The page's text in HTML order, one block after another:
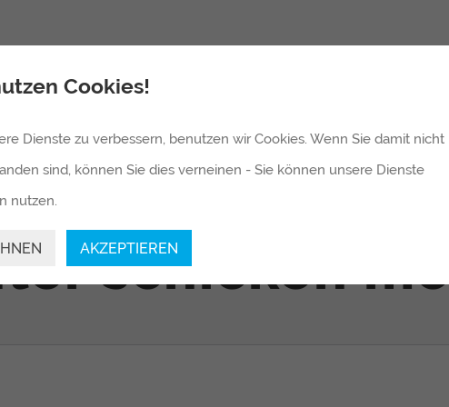
die
schicken
Cookies!
Dienste zu verbessern, benutzen wir Cookies. Wenn Sie damit nicht
sind, können Sie dies verneinen - Sie können unsere Dienste
nutzen.
AKZEPTIEREN